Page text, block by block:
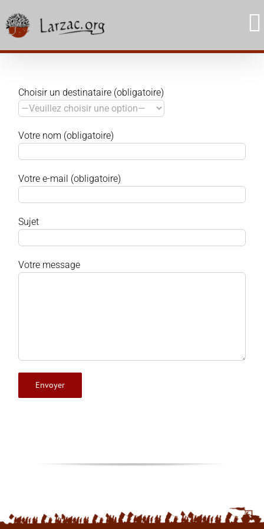
to
content
Choisir un destinataire (obligatoire)
Votre nom (obligatoire)
Votre e-mail (obligatoire)
Sujet
Votre message